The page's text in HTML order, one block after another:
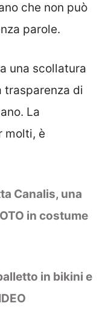
che non può
parole.
una scollatura
trasparenza di
La
molti, è
Canalis, una
in costume
in bikini e